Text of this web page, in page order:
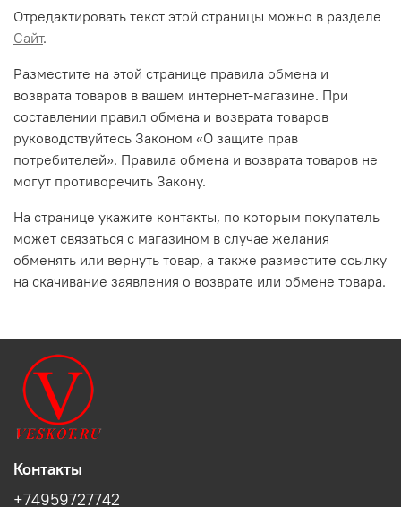
Отредактировать текст этой страницы можно в разделе
Сайт.
Разместите на этой странице правила обмена и
возврата товаров в вашем интернет-магазине. При
составлении правил обмена и возврата товаров
руководствуйтесь Законом «О защите прав
потребителей». Правила обмена и возврата товаров не
могут противоречить Закону.
На странице укажите контакты, по которым покупатель
может связаться с магазином в случае желания
обменять или вернуть товар, а также разместите ссылку
на скачивание заявления о возврате или обмене товара.
Контакты
+74959727742